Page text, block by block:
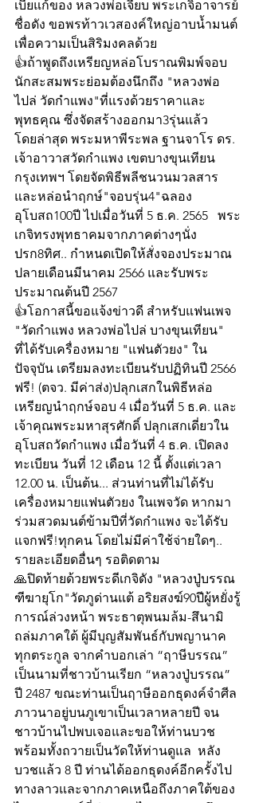
เบี้ยแก้ของ หลวงพ่อเจี๊ยบ พระเกจิอาจารย์
ชื่อดัง ขอพรท้าวเวสองค์ใหญ่อาบน้ำมนต์
เพื่อความเป็นสิริมงคลด้วย
👍ถ้าพูดถึงเหรียญหล่อโบราณพิมพ์จอบ
นักสะสมพระย่อมต้องนึกถึง "หลวงพ่อ
ไปล่ วัดกำแพง"ที่แรงด้วยราคาและ
พุทธคุณ ซึ่งจัดสร้างออกมา3รุ่นแล้ว
โดยล่าสุด พระมหาพีระพล ฐานจาโร ดร.
เจ้าอาวาสวัดกำแพง เขตบางขุนเทียน
กรุงเทพฯ โดยจัดพิธีพลีชนวนมวลสาร
และหล่อนำฤกษ์"จอบรุ่น4"ฉลอง
อุโบสถ100ปี ไปเมื่อวันที่ 5 ธ.ค. 2565   พระ
เกจิทรงพุทธาคมจากภาคต่างๆนั่ง
ปรก8ทิศ.. กำหนดเปิดให้สั่งจองประมาณ
ปลายเดือนมีนาคม 2566 และรับพระ
ประมาณต้นปี 2567
👍โอกาสนี้ขอแจ้งข่าวดี สำหรับแฟนเพจ
"วัดกำแพง หลวงพ่อไปล่ บางขุนเทียน"
ที่ได้รับเครื่องหมาย "แฟนตัวยง" ใน
ปัจจุบัน เตรียมลงทะเบียนรับปฏิทินปี 2566
ฟรี! (ตจว. มีค่าส่ง)ปลุกเสกในพิธีหล่อ
เหรียญนำฤกษ์จอบ 4 เมื่อวันที่ 5 ธ.ค. และ
เจ้าคุณพระมหาสุรศักดิ์ ปลุกเสกเดี่ยวใน
อุโบสถวัดกำแพง เมื่อวันที่ 4 ธ.ค. เปิดลง
ทะเบียน วันที่ 12 เดือน 12 นี้ ตั้งแต่เวลา
12.00 น. เป็นต้น... ส่วนท่านที่ไม่ได้รับ
เครื่องหมายแฟนตัวยง ในเพจวัด หากมา
ร่วมสวดมนต์ข้ามปีที่วัดกำแพง จะได้รับ
แจกฟรี!ทุกคน โดยไม่มีค่าใช้จ่ายใดๆ..
รายละเอียดอื่นๆ รอติดตาม
🙏ปิดท้ายด้วยพระดีเกจิดัง "หลวงปู่บรรณ
ฑีฆายุโก"วัดภูด่านแต้ อริยสงฆ์90ปีผู้หยั่งรู้
การณ์ล่วงหน้า พระธาตุพนมล้ม-สึนามิ
ถล่มภาคใต้ ผู้มีบุญสัมพันธ์กับพญานาค
ทุกตระกูล จากคำบอกเล่า “ฤาษีบรรณ”
เป็นนามที่ชาวบ้านเรียก “หลวงปู่บรรณ”
ปี 2487 ขณะท่านเป็นฤาษีออกธุดงค์จำศีล
ภาวนาอยู่บนภูเขาเป็นเวลาหลายปี จน
ชาวบ้านไปพบเจอและขอให้ท่านบวช
พร้อมทั้งถวายเป็นวัดให้ท่านดูแล  หลัง
บวชแล้ว 8 ปี ท่านได้ออกธุดงค์อีกครั้งไป
ทางลาวและจากภาคเหนือถึงภาคใต้ของ